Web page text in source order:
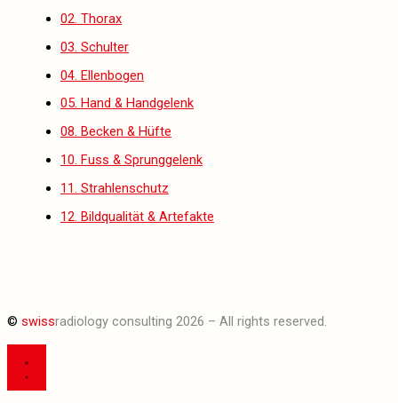
02. Thorax
03. Schulter
04. Ellenbogen
05. Hand & Handgelenk
08. Becken & Hüfte
10. Fuss & Sprunggelenk
11. Strahlenschutz
12. Bildqualität & Artefakte
© swissradiology consulting 2026 – All rights reserved.